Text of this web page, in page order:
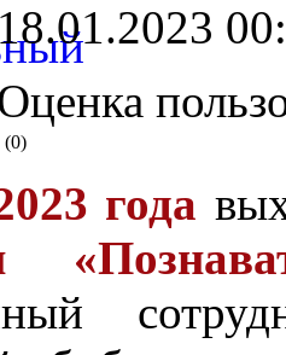
18.01.2023
(0)
года